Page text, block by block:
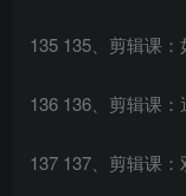
135 135、剪辑课
136 136、剪辑课
137 137、剪辑课